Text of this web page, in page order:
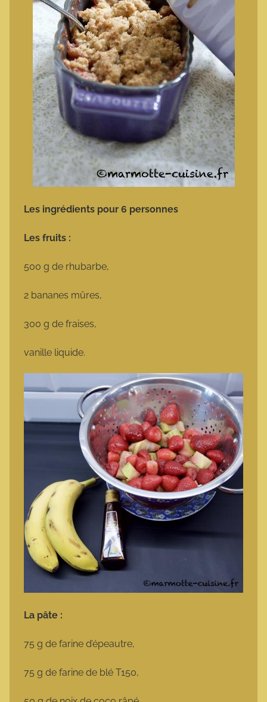
Les ingrédients pour 6 personnes
Les fruits :
500 g de rhubarbe,
2 bananes mûres,
300 g de fraises,
vanille liquide.
La pâte :
75 g de farine d’épeautre,
75 g de farine de blé T150,